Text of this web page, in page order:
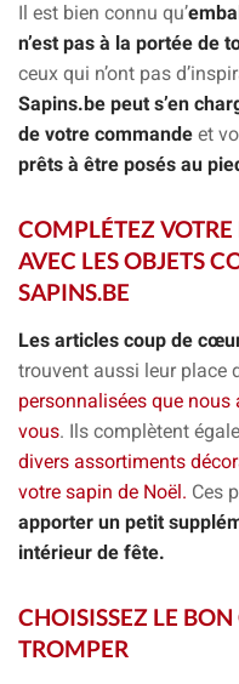
Il est bien connu qu’
n’est pas à la portée de
ceux qui n’ont pas
Sapins.be peut s’en
de votre commande et
prêts à être posés au
COMPLÉTEZ
AVEC LES OBJETS
SAPINS.BE
Les articles coup de
trouvent aussi leur place
personnalisées que nous
vous. Ils complètent
divers assortiments
votre sapin de Noël. Ces
apporter un petit
intérieur de fête.
CHOISISSEZ LE
TROMPER